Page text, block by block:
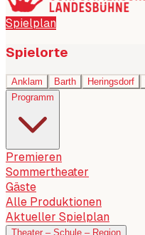
Spielplan
Spielorte
Anklam Barth Heringsdorf
Programm
Premieren
Sommertheater
Gäste
Alle Produktionen
Aktueller Spielplan
Theater – Schule – Region